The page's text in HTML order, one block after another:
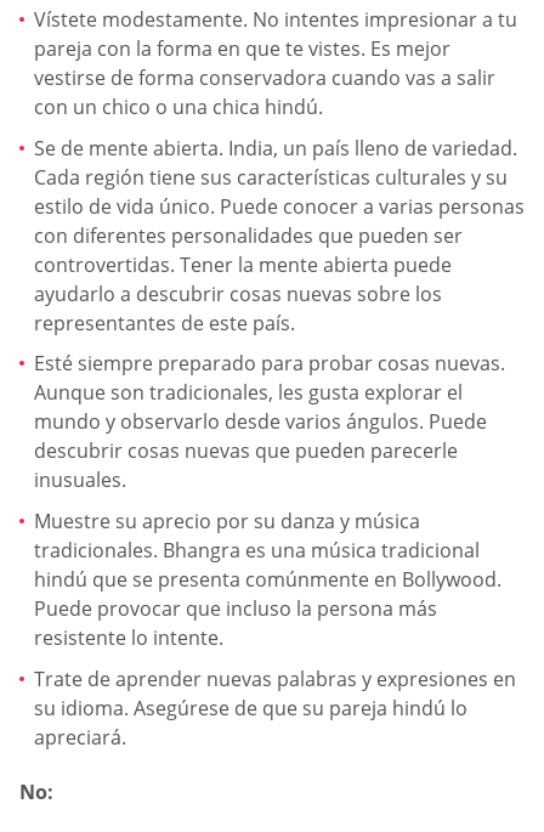
Vístete modestamente. No intentes impresionar a tu
pareja con la forma en que te vistes. Es mejor
vestirse de forma conservadora cuando vas a salir
con un chico o una chica hindú.
Se de mente abierta. India, un país lleno de variedad.
Cada región tiene sus características culturales y su
estilo de vida único. Puede conocer a varias personas
con diferentes personalidades que pueden ser
controvertidas. Tener la mente abierta puede
ayudarlo a descubrir cosas nuevas sobre los
representantes de este país.
Esté siempre preparado para probar cosas nuevas.
Aunque son tradicionales, les gusta explorar el
mundo y observarlo desde varios ángulos. Puede
descubrir cosas nuevas que pueden parecerle
inusuales.
Muestre su aprecio por su danza y música
tradicionales. Bhangra es una música tradicional
hindú que se presenta comúnmente en Bollywood.
Puede provocar que incluso la persona más
resistente lo intente.
Trate de aprender nuevas palabras y expresiones en
su idioma. Asegúrese de que su pareja hindú lo
apreciará.
No: